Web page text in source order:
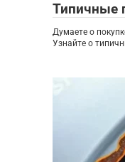
Типичные
Думаете о
Узнайте о